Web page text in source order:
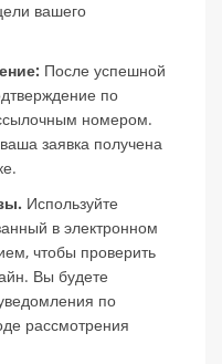
вашего
После успешной
по
номером.
заявка получена
Используйте
в электронном
чтобы проверить
Вы будете
по
рассмотрения